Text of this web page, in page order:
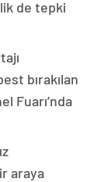
de tepki
bırakılan
Fuarı’nda
araya